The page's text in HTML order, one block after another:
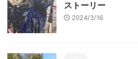
ストーリー
2024/3/16